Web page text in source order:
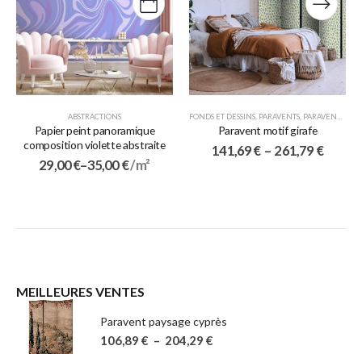
ABSTRACTIONS
Papier peint panoramique
composition violette abstraite
29,00€–35,00€/ m²
FONDS ET DESSINS PARAVENTS PARAVENTS 5 VOLETS
Paravent motif girafe
141,69€ – 261,79 €
MEILLEURES VENTES
Paravent paysage cyprès
106,89 € – 204,29 €